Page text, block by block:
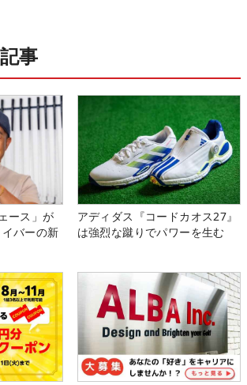
事
ース」が
バーの新
アディダス『コードカオス27』
は強烈な蹴りでパワーを生む